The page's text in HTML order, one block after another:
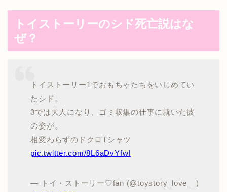
トイストーリーのシド死亡説はな
ぜ？
トイストーリー1でおもちゃたちをいじめてい
たシド。
3では大人になり、ゴミ収集の仕事に就いた彼
の姿が。
相変わらずのドクロTシャツ
pic.twitter.com/8L6aDvYfwI
— トイ・ストーリー♡fan (@toystory_love__)